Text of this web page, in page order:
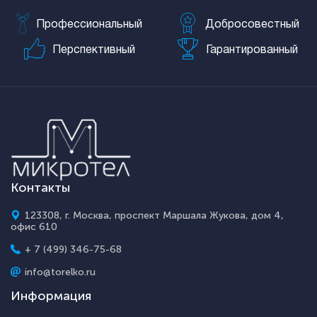
Профессиональный Добросовестный
Перспективный Гарантированный
Контакты
123308, г. Москва, проспект Маршала Жукова, дом 4,
офис 610
+ 7 (499) 346-75-68
info@torelko.ru
Информация